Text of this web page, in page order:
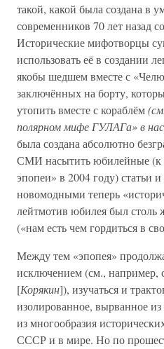
такой, какой была создана в
современников 70 лет назад
Исторические мифотворцы
использовать её в создании
якобы шедшем вместе с
заключённых на борту,
утопить вместе с кораблём
полярном мифе ГУЛАГа» в
была создана абсолютно
СМИ насытить юбилейные (к
эпопеи» в 2004 году) статьи и
новомодными теперь
лейтмотив юбилея был столь
(«нам есть чем гордиться в
Между тем «эпопея»
исключением (см., например,
[Корякин]), изучаться и
изолированное, вырванное из
из многообразия
СССР и в мире. Но по